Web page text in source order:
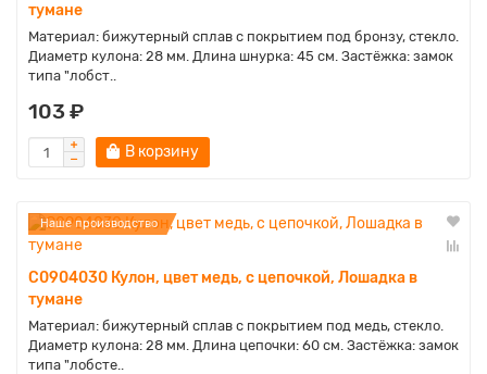
тумане
Материал: бижутерный сплав с покрытием под бронзу, стекло.
Диаметр кулона: 28 мм. Длина шнурка: 45 см. Застёжка: замок
типа "лобст..
103 ₽
В корзину
Наше производство
C0904030 Кулон, цвет медь, с цепочкой, Лошадка в
тумане
Материал: бижутерный сплав с покрытием под медь, стекло.
Диаметр кулона: 28 мм. Длина цепочки: 60 см. Застёжка: замок
типа "лобсте..